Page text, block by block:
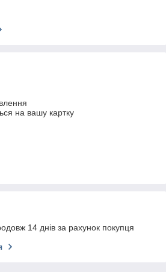
на вашу картку
14 днів за рахунок покупця